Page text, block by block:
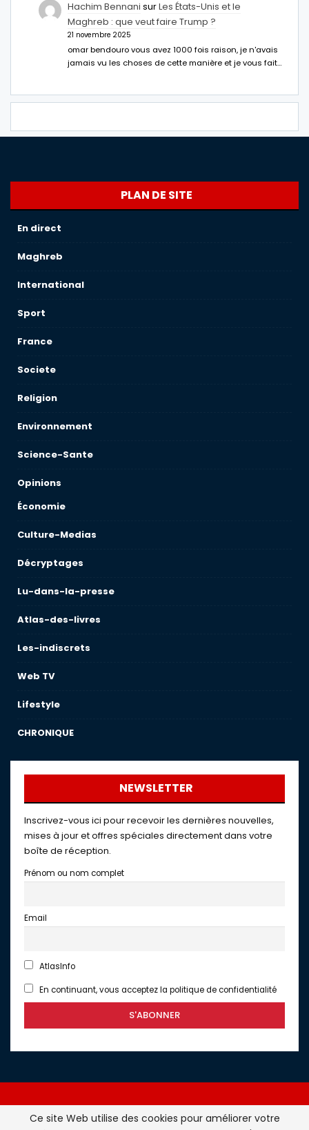
Hachim Bennani surLes États-Unis et le
Maghreb : que veut faire Trump ?
21 novembre 2025
omar bendouro vous avez 1000 fois raison, je n'avais
jamais vu les choses de cette manière et je vous fait…
PLAN DE SITE
En direct
Maghreb
International
Sport
France
Societe
Religion
Environnement
Science-Sante
Opinions
Économie
Culture-Medias
Décryptages
Lu-dans-la-presse
Atlas-des-livres
Les-indiscrets
Web TV
Lifestyle
CHRONIQUE
NEWSLETTER
Inscrivez-vous ici pour recevoir les dernières nouvelles,
mises à jour et offres spéciales directement dans votre
boîte de réception.
Prénom ou nom complet
Email
AtlasInfo
En continuant, vous acceptez la politique de confidentialité
Ce site Web utilise des cookies pour améliorer votre